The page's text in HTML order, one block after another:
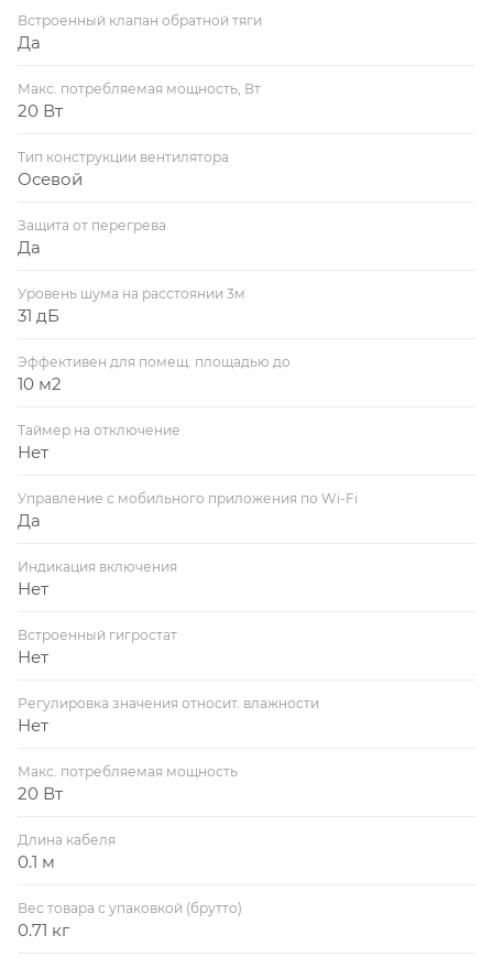
Встроенный клапан обратной тяги
Да
Макс. потребляемая мощность, Вт
20 Вт
Тип конструкции вентилятора
Осевой
Защита от перегрева
Да
Уровень шума на расстоянии 3м
31 дБ
Эффективен для помещ. площадью до
10 м2
Таймер на отключение
Нет
Управление c мобильного приложения по Wi-Fi
Да
Индикация включения
Нет
Встроенный гигростат
Нет
Регулировка значения относит. влажности
Нет
Макс. потребляемая мощность
20 Вт
Длина кабеля
0.1 м
Вес товара с упаковкой (брутто)
0.71 кг